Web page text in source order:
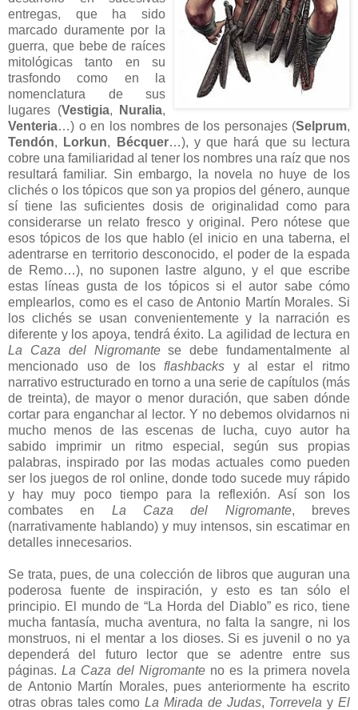
entregas, que ha sido
marcado duramente por la
guerra, que bebe de raíces
mitológicas tanto en su
trasfondo como en la
nomenclatura de sus
lugares (Vestigia, Nuralia,
Venteria…) o en los nombres de los personajes (Selprum,
Tendón, Lorkun, Bécquer…), y que hará que su lectura
cobre una familiaridad al tener los nombres una raíz que nos
resultará familiar. Sin embargo, la novela no huye de los
clichés o los tópicos que son ya propios del género, aunque
sí tiene las suficientes dosis de originalidad como para
considerarse un relato fresco y original. Pero nótese que
esos tópicos de los que hablo (el inicio en una taberna, el
adentrarse en territorio desconocido, el poder de la espada
de Remo…), no suponen lastre alguno, y el que escribe
estas líneas gusta de los tópicos si el autor sabe cómo
emplearlos, como es el caso de Antonio Martín Morales. Si
los clichés se usan convenientemente y la narración es
diferente y los apoya, tendrá éxito. La agilidad de lectura en
La Caza del Nigromantese debe fundamentalmente al
mencionado uso de losflashbacks y al estar el ritmo
narrativo estructurado en torno a una serie de capítulos (más
de treinta), de mayor o menor duración, que saben dónde
cortar para enganchar al lector. Y no debemos olvidarnos ni
mucho menos de las escenas de lucha, cuyo autor ha
sabido imprimir un ritmo especial, según sus propias
palabras, inspirado por las modas actuales como pueden
ser los juegos de rol online, donde todo sucede muy rápido
y hay muy poco tiempo para la reflexión. Así son los
combates en La Caza del Nigromante, breves
(narrativamente hablando) y muy intensos, sin escatimar en
detalles innecesarios.
Se trata, pues, de una colección de libros que auguran una
poderosa fuente de inspiración, y esto es tan sólo el
principio. El mundo de “La Horda del Diablo” es rico, tiene
mucha fantasía, mucha aventura, no falta la sangre, ni los
monstruos, ni el mentar a los dioses. Si es juvenil o no ya
dependerá del futuro lector que se adentre entre sus
páginas.La Caza del Nigromanteno es la primera novela
de Antonio Martín Morales, pues anteriormente ha escrito
otras obras tales comoLa Mirada de Judas, Torrevela yEl